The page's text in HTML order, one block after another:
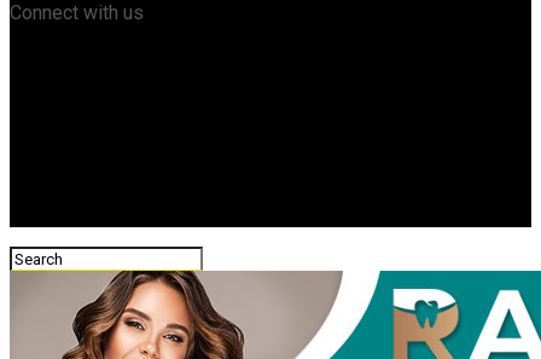
Connect with us